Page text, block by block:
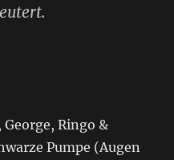
George, Ringo &
Pumpe (Augen